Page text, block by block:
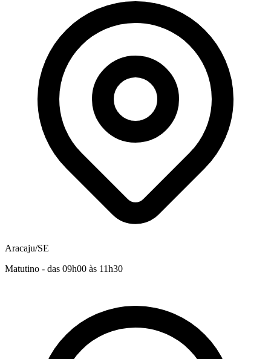
Aracaju/SE
Matutino - das 09h00 às 11h30